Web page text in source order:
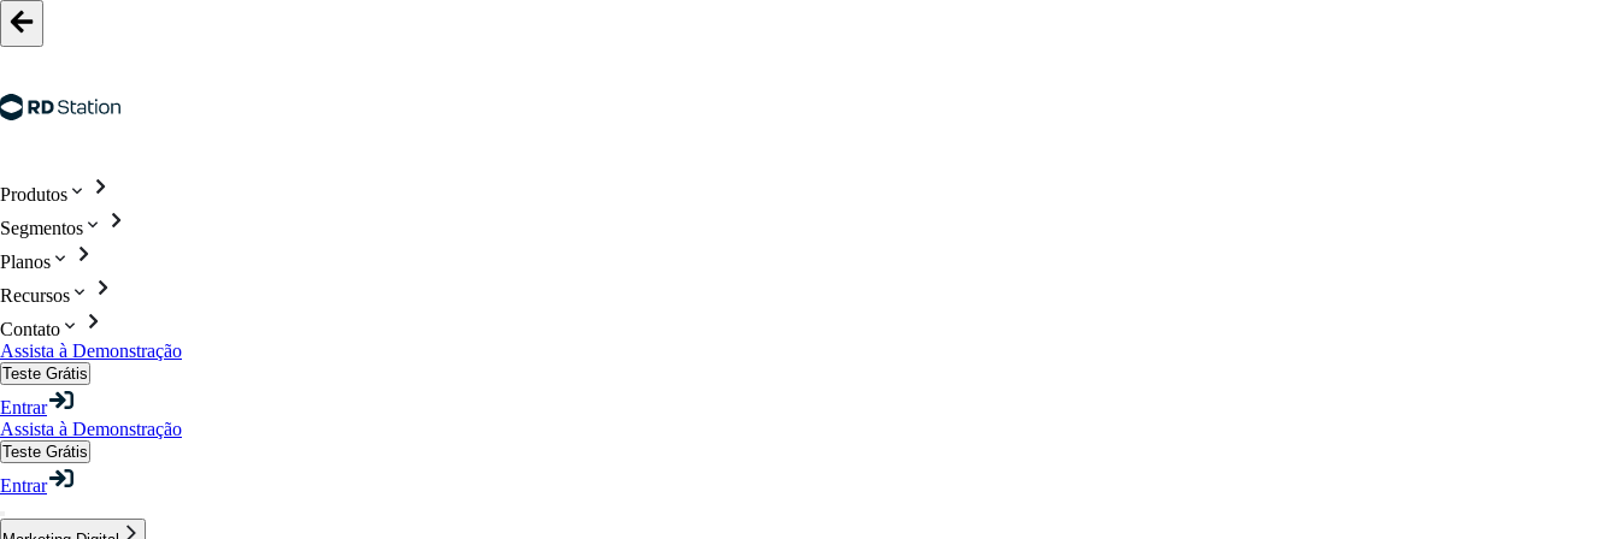
Produtos
Segmentos
Planos
Recursos
Contato
Assista à Demonstração
Teste Grátis
Entrar
Assista à Demonstração
Teste Grátis
Entrar